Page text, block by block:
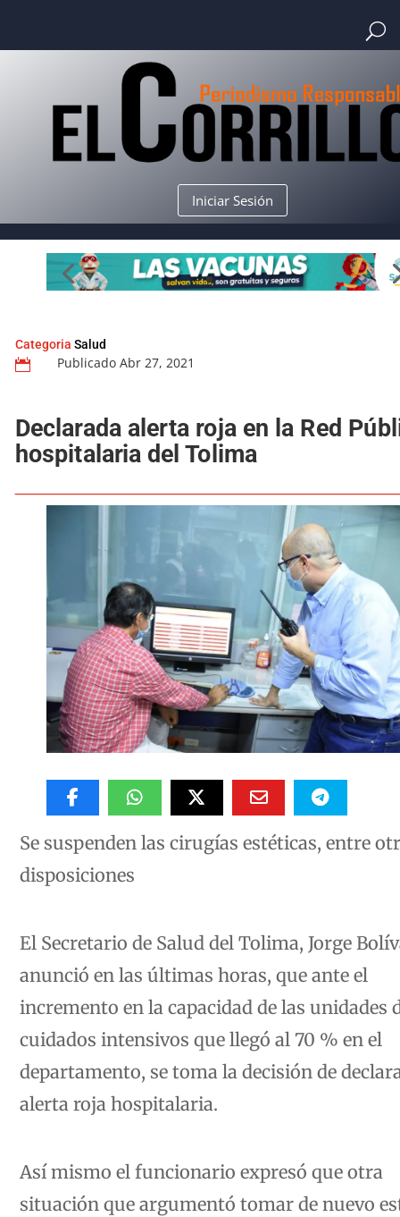
Iniciar Sesión
Categoria Salud
 Publicado Abr 27, 2021
Declarada alerta roja en la Red
hospitalaria del Tolima
Se suspenden las cirugías estéticas, entre
disposiciones
El Secretario de Salud del Tolima, Jorge
anunció en las últimas horas, que ante el
incremento en la capacidad de las unidades
cuidados intensivos que llegó al 70 % en el
departamento, se toma la decisión de
alerta roja hospitalaria.
Así mismo el funcionario expresó que otra
situación que argumentó tomar de nuevo